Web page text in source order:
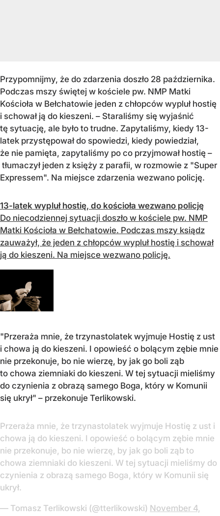
Przypomnijmy, że do zdarzenia doszło 28 października.
Podczas mszy świętej w kościele pw. NMP Matki
Kościoła w Bełchatowie jeden z chłopców wypluł hostię
i schował ją do kieszeni. – Staraliśmy się wyjaśnić
tę sytuację, ale było to trudne. Zapytaliśmy, kiedy 13-
latek przystępował do spowiedzi, kiedy powiedział,
że nie pamięta, zapytaliśmy po co przyjmował hostię –
tłumaczył jeden z księży z parafii, w rozmowie z "Super
Expressem". Na miejsce zdarzenia wezwano policję.
13-latek wypluł hostię, do kościoła wezwano policję
Do niecodziennej sytuacji doszło w kościele pw. NMP
Matki Kościoła w Bełchatowie. Podczas mszy ksiądz
zauważył, że jeden z chłopców wypluł hostię i schował
ją do kieszeni. Na miejsce wezwano policję.
"Przeraża mnie, że trzynastolatek wyjmuje Hostię z ust
i chowa ją do kieszeni. I opowieść o bolącym zębie mnie
nie przekonuje, bo nie wierzę, by jak go boli ząb
to chowa ziemniaki do kieszeni. W tej sytuacji mieliśmy
do czynienia z obrazą samego Boga, który w Komunii
się ukrył" – przekonuje Terlikowski.
Przeraża mnie, że trzynastolatek wyjmuje Hostię z ust i
chowa ją do kieszeni. I opowieść o bolącym zębie mnie
nie przekonuje, bo nie wierzę, by jak go boli ząb to
chowa ziemniaki do kieszeni. W tej sytuacji mieliśmy do
czynienia z obrazą samego Boga, który w Komunii się
ukrył.
— Tomasz Terlikowski (@tterlikowski) November 4,